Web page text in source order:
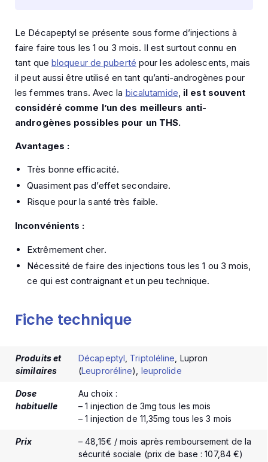
Le Décapeptyl se présente sous forme d’injections à
faire faire tous les 1 ou 3 mois. Il est surtout connu en
tant que bloqueur de puberté pour les adolescents, mais
il peut aussi être utilisé en tant qu’anti-androgènes pour
les femmes trans. Avec la bicalutamide il est souvent
considéré comme l’un des meilleurs anti-
androgènes possibles pour un THS.
Avantages :
Très bonne efficacité.
Quasiment pas d’effet secondaire.
Risque pour la santé très faible.
Inconvénients :
Extrêmement cher.
Nécessité de faire des injections tous les 1 ou 3 mois,
ce qui est contraignant et un peu technique.
Fiche technique
Produits et
similaires
Décapeptyl Triptoléline , Lupron
(Leuproréline), leuprolide
Dose
habituelle
Au choix :
– 1 injection de 3mg tous les mois
– 1 injection de 11,35mg tous les 3 mois
Prix
– 48,15€ / mois après remboursement de la
sécurité sociale (prix de base : 107,84 €)